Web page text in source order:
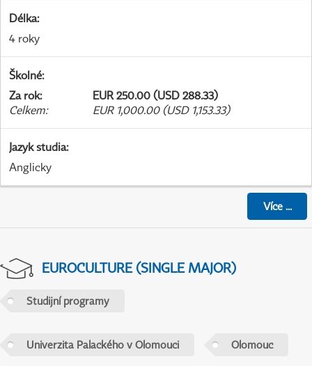
Délka:
4 roky
Školné:
Za rok:
EUR 250.00 (USD 288.33)
Celkem: EUR 1,000.00 (USD 1,153.33)
Jazyk studia:
Anglicky
Více...
EUROCULTURE (SINGLE MAJOR)
Studijní programy
Univerzita Palackého v Olomouci Olomouc